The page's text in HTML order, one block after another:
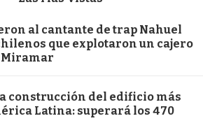
al cantante de trap Nahuel
que explotaron un cajero
Miramar
construcción del edificio más
Latina: superará los 470